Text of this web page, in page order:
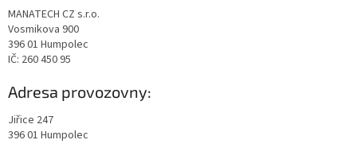
MANATECH CZ s.r.o.
Vosmikova 900
396 01 Humpolec
IČ: 260 450 95
Adresa provozovny:
Jiřice 247
396 01 Humpolec